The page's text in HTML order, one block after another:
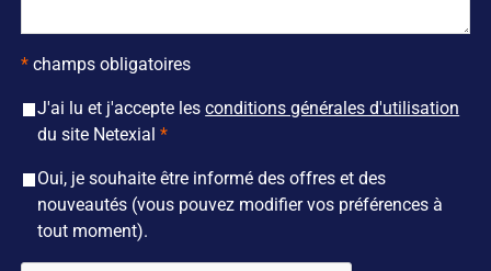
*champs obligatoires
J'ai lu et j'accepte lesconditions générales d'utilisation
du site Netexial
Oui, je souhaite être informé des offres et des
nouveautés (vous pouvez modifier vos préférences à
tout moment).